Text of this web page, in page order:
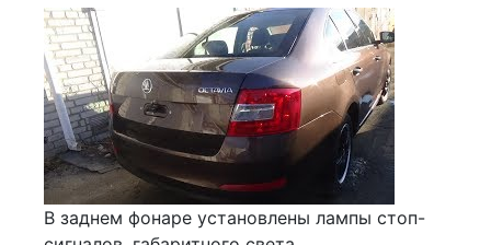
В заднем фонаре установлены лампы стоп-